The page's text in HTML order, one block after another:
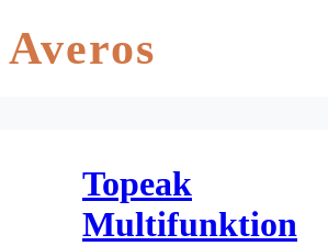
Averos
Topeak
Multifunktion